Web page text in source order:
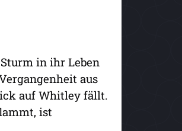
in ihr Leben
aus
auf Whitley fällt.
ist